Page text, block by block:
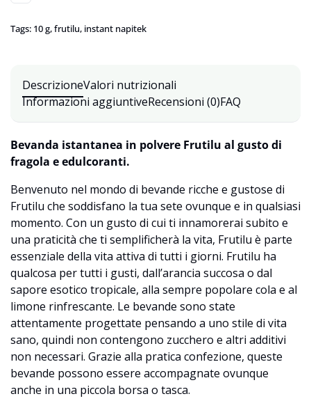
Tags: 10 g,frutilu, instant napitek
DescrizioneValori nutrizionali
Informazioni aggiuntiveRecensioni (0)FAQ
Bevanda istantanea in polvere Frutilu al gusto di
fragola e edulcoranti.
Benvenuto nel mondo di bevande ricche e gustose di
Frutilu che soddisfano la tua sete ovunque e in qualsiasi
momento. Con un gusto di cui ti innamorerai subito e
una praticità che ti semplificherà la vita, Frutilu è parte
essenziale della vita attiva di tutti i giorni. Frutilu ha
qualcosa per tutti i gusti, dall’arancia succosa o dal
sapore esotico tropicale, alla sempre popolare cola e al
limone rinfrescante. Le bevande sono state
attentamente progettate pensando a uno stile di vita
sano, quindi non contengono zucchero e altri additivi
non necessari. Grazie alla pratica confezione, queste
bevande possono essere accompagnate ovunque
anche in una piccola borsa o tasca.